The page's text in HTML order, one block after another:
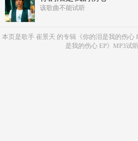
该歌曲不能试听
本页是歌手 崔景天 的专辑《你的泪是我的伤心
是我的伤心 EP》MP3试